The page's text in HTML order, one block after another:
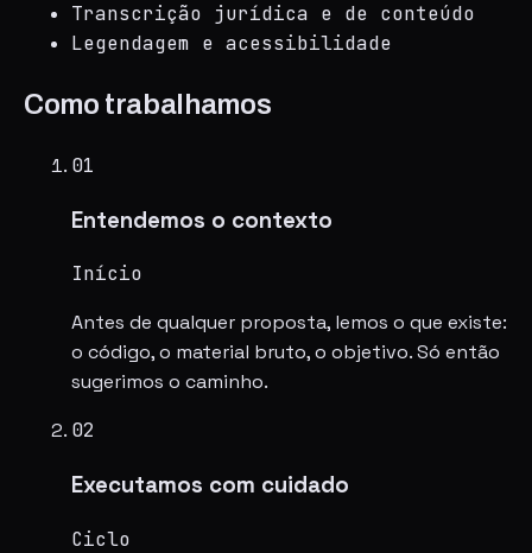
Transcrição jurídica e de conteúdo
Legendagem e acessibilidade
Como trabalhamos
01
Entendemos o contexto
Início
Antes de qualquer proposta, lemos o que existe:
o código, o material bruto, o objetivo. Só então
sugerimos o caminho.
02
Executamos com cuidado
Ciclo